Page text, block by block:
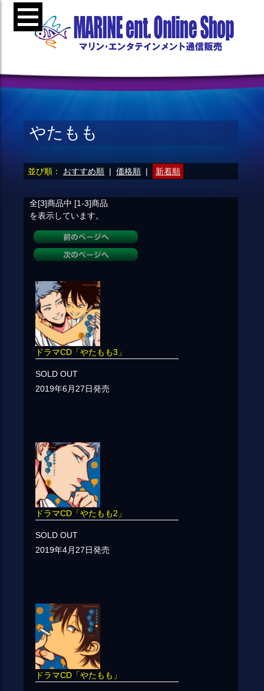
やたもも
並び順： おすすめ順 |価格順 | 新着順
全[3]商品中 [1-3]商品
を表示しています。
ドラマCD「やたもも3」
SOLD OUT
2019年6月27日発売
ドラマCD「やたもも2」
SOLD OUT
2019年4月27日発売
ドラマCD「やたもも」